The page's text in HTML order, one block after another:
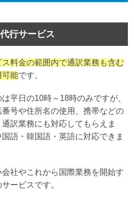
行サービス
料金の範囲内で通訳業務も含む
可能です。
平日の10時～18時のみですが、
号や住所名の使用、携帯などの
訳業務にも対応してもらえま
語・韓国語・英語に対応できま
社やこれから国際業務を開始す
ービスです。